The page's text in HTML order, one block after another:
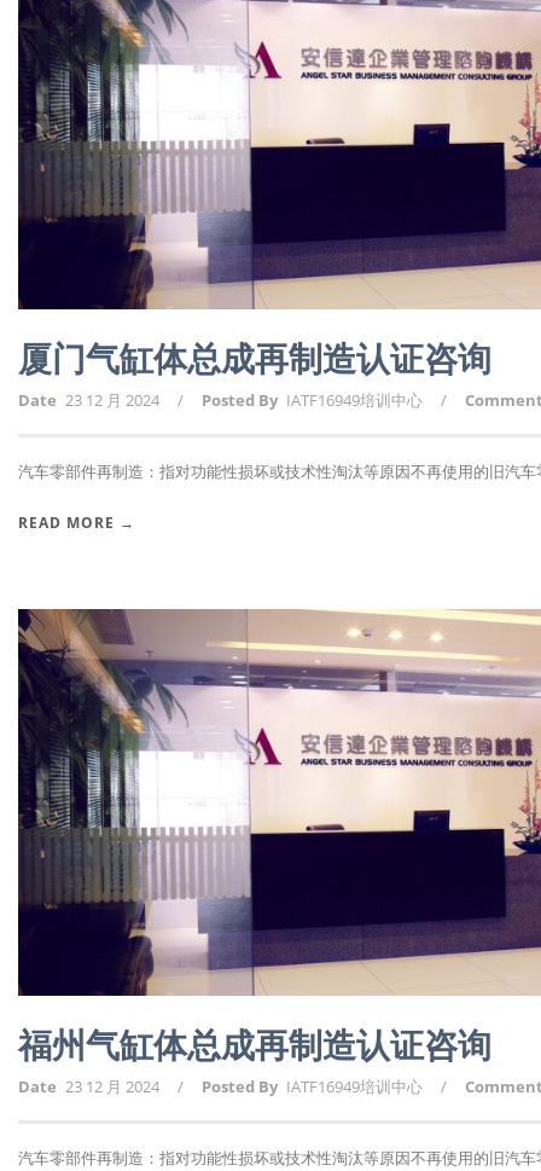
厦门气缸体总成再制造认证咨询
Date 23 12 月 2024 / Posted By IATF16949培训中心 /
汽车零部件再制造：指对功能性损坏或技术性淘汰等原因不再使用的旧汽车
READ MORE →
福州气缸体总成再制造认证咨询
Date 23 12 月 2024 / Posted By IATF16949培训中心 /
汽车零部件再制造：指对功能性损坏或技术性淘汰等原因不再使用的旧汽车